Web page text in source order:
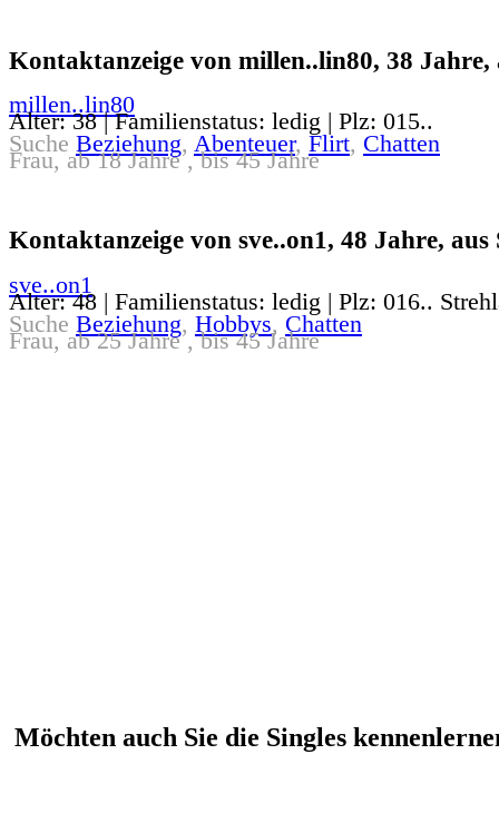
Kontaktanzeige von millen..lin80, 38 Jahre,
millen..lin80
Alter: 38 | Familienstatus: ledig | Plz: 015..
Suche Beziehung, Abenteuer, Flirt, Chatten
Frau, ab 18 Jahre , bis 45 Jahre
Kontaktanzeige von sve..on1, 48 Jahre, aus
sve..on1
Alter: 48 | Familienstatus: ledig | Plz: 016..
Suche Beziehung, Hobbys, Chatten
Frau, ab 25 Jahre , bis 45 Jahre
Möchten auch Sie die Singles